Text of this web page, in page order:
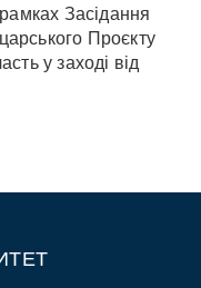
Засідання
Проєкту
у заході від